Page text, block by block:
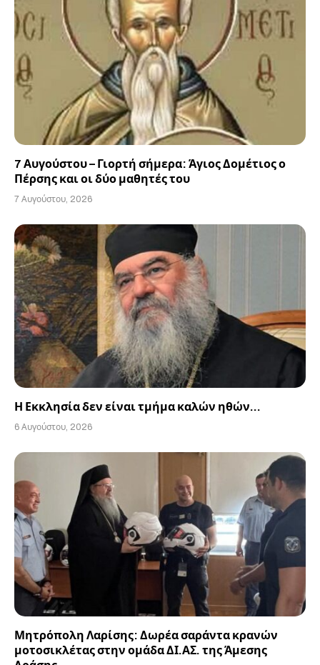
7 Αυγούστου – Γιορτή σήμερα: Άγιος Δομέτιος ο
Πέρσης και οι δύο μαθητές του
7 Αυγούστου, 2026
Η Εκκλησία δεν είναι τμήμα καλών ηθών…
6 Αυγούστου, 2026
Μητρόπολη Λαρίσης: Δωρέα σαράντα κρανών
μοτοσικλέτας στην ομάδα ΔΙ.ΑΣ. της Άμεσης